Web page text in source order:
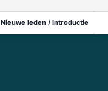
Nieuwe leden / Introductie